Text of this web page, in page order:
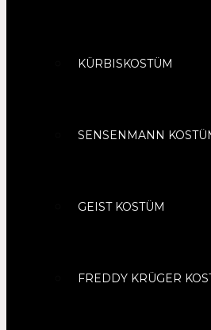
KÜRBISKOSTÜM
SENSENMANN
GEIST KOSTÜM
FREDDY KRÜGER